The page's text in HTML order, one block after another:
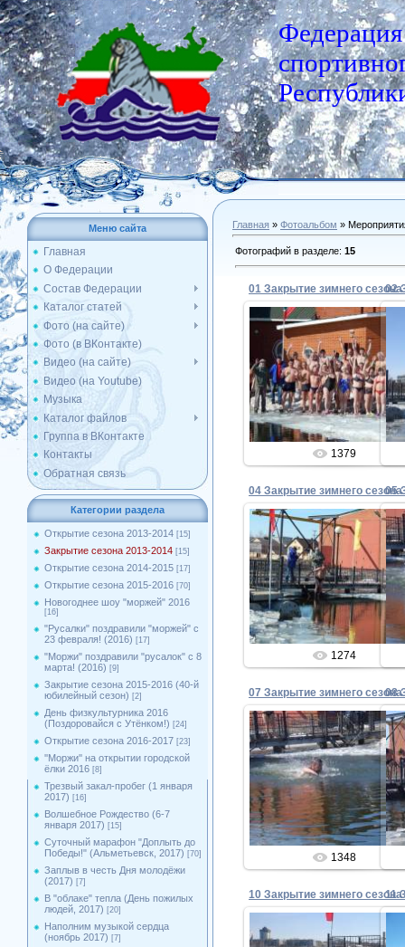
Федерация
Меню сайта
Главная
О Федерации
Состав Федерации
Каталог статей
Фото (на сайте)
Фото (в ВКонтакте)
Видео (на сайте)
Видео (на Youtube)
Музыка
Каталог файлов
Группа в ВКонтакте
Контакты
Обратная связь
Категории раздела
Открытие сезона 2013-2014 [15]
Закрытие сезона 2013-2014 [15]
Открытие сезона 2014-2015 [17]
Открытие сезона 2015-2016 [70]
Новогоднее шоу "моржей" 2016
[16]
"Русалки" поздравили "моржей" с
23 февраля! (2016) [17]
"Моржи" поздравили "русалок" с 8
марта! (2016) [9]
Закрытие сезона 2015-2016 (40-й
юбилейный сезон) [2]
День физкультурника 2016
(Поздоровайся с Утёнком!) [24]
Открытие сезона 2016-2017 [23]
''Моржи'' на открытии городской
ёлки 2016 [8]
Трезвый закал-пробег (1 января
2017) [16]
Волшебное Рождество (6-7
января 2017) [15]
Суточный марафон "Доплыть до
Победы!" (Альметьевск, 2017) [70]
Заплыв в честь Дня молодёжи
(2017) [7]
В "облаке" тепла (День пожилых
людей, 2017) [20]
Наполним музыкой сердца
(ноябрь 2017) [7]
Главная » Фотоальбом »
Фотографий в разделе: 15
13.04.2014
Admin
1379
13.04.2014
Admin
1274
13.04.2014
Admin
1348
11